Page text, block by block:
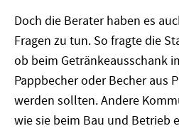
Doch die Berater haben es
Fragen zu tun. So fragte die
ob beim Getränkeausschank
Pappbecher oder Becher aus
werden sollten. Andere
wie sie beim Bau und Betrieb